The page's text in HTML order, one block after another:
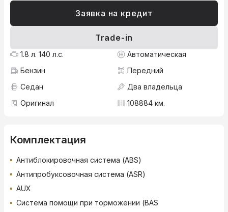
Заявка на кредит
Trade-in
1.8 л. 140 л.с.
Автоматическая
Бензин
Передний
Седан
Два владельца
Оригинал
108884 км.
Комплектация
Антиблокировочная система (ABS)
Антипробуксовочная система (ASR)
AUX
Система помощи при торможении (BAS